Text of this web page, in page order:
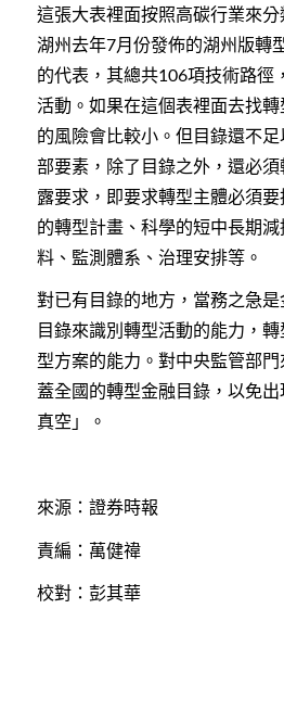
這張大表裡面按照高碳行業來分
湖州去年7月份發佈的湖州版轉
的代表，其總共106項技術路徑
活動。如果在這個表裡面去找
的風險會比較小。但目錄還不
部要素，除了目錄之外，還必
露要求，即要求轉型主體必須
的轉型計畫、科學的短中長期
料、監測體系、治理安排等。
對已有目錄的地方，當務之急
目錄來識別轉型活動的能力，
型方案的能力。對中央監管部
蓋全國的轉型金融目錄，以免
真空」。
來源：證券時報
責編：萬健禕
校對：彭其華